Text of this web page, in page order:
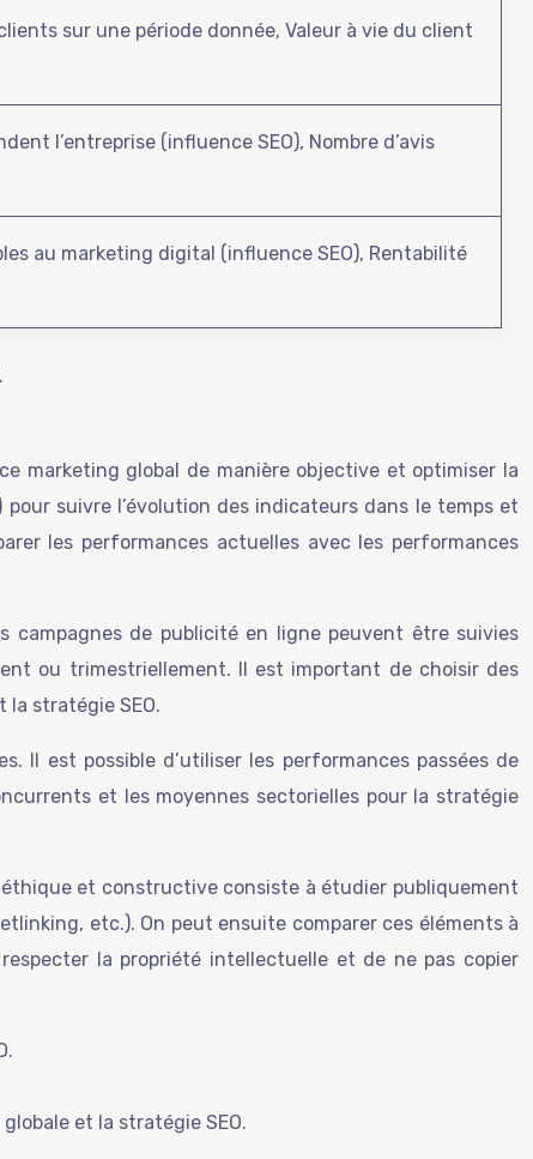
sur une période donnée, Valeur à vie du client
l’entreprise (influence SEO), Nombre d’avis
au marketing digital (influence SEO), Rentabilité
marketing global de manière objective et optimiser la
suivre l’évolution des indicateurs dans le temps et
les performances actuelles avec les performances
campagnes de publicité en ligne peuvent être suivies
ou trimestriellement. Il est important de choisir des
stratégie SEO.
Il est possible d’utiliser les performances passées de
et les moyennes sectorielles pour la stratégie
et constructive consiste à étudier publiquement
etc.). On peut ensuite comparer ces éléments à
la propriété intellectuelle et de ne pas copier
et la stratégie SEO.